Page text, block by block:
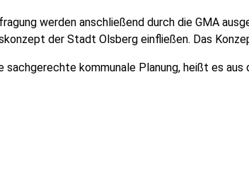
werden anschließend durch die GMA
der Stadt Olsberg einfließen. Das
sachgerechte kommunale Planung, heißt es aus